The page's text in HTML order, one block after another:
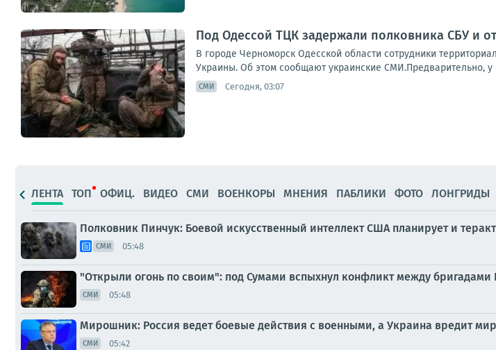
Под Одессой ТЦК задержали полковника СБУ и
В городе Черноморск Одесской области сотрудники
Украины. Об этом сообщают украинские СМИ.Предварительно, у
СМИ Сегодня, 03:07
ЛЕНТА ТОП ОФИЦ. ВИДЕО СМИ ВОЕНКОРЫ МНЕНИЯ ПАБЛИКИ ФОТО ЛОНГРИДЫ
Полковник Пинчук: Боевой искусственный интеллект США планирует и
СМИ 05:48
"Открыли огонь по своим": под Сумами вспыхнул конфликт между бригадами
СМИ 05:48
Мирошник: Россия ведет боевые действия с военными, а Украина вредит
СМИ 05:42